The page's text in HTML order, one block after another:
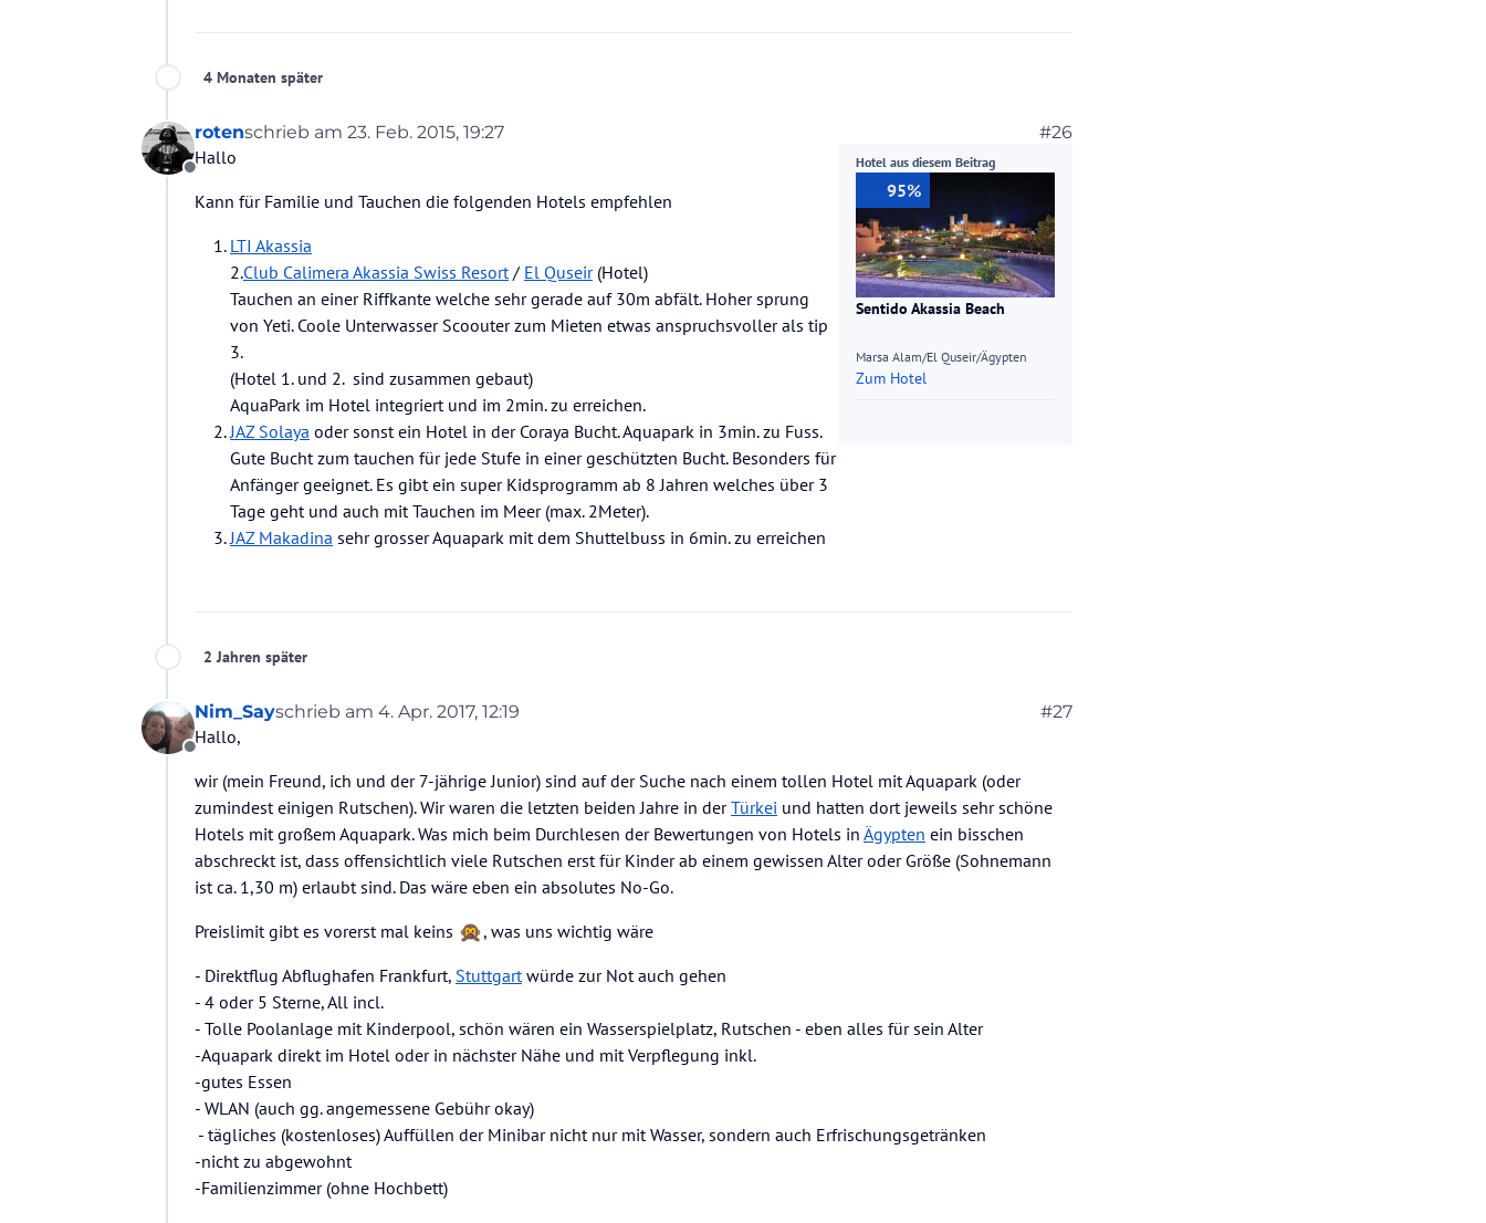
4 Monaten später
Offline
rotenschrieb am 23. Feb. 2015, 19:27
zuletzt editiert von #26
Hallo
Kann für Familie und Tauchen die folgenden Hotels empfehlen
LTI Akassia
2.Club Calimera Akassia Swiss Resort / El Quseir(Hotel)
Tauchen an einer Riffkante welche sehr gerade auf 30m abfält. Hoher sprung
von Yeti. Coole Unterwasser Scoouter zum Mieten etwas anspruchsvoller als tip
3.
(Hotel 1. und 2. sind zusammen gebaut)
AquaPark im Hotel integriert und im 2min. zu erreichen.
JAZ Solaya oder sonst ein Hotel in der Coraya Bucht. Aquapark in 3min. zu Fuss.
Gute Bucht zum tauchen für jede Stufe in einer geschützten Bucht. Besonders für
Anfänger geeignet. Es gibt ein super Kidsprogramm ab 8 Jahren welches über 3
Tage geht und auch mit Tauchen im Meer (max. 2Meter).
JAZ Makadina sehr grosser Aquapark mit dem Shuttelbuss in 6min. zu erreichen
Hotel aus diesem Beitrag
95%
Sentido Akassia Beach
Marsa Alam/El Quseir/Ägypten
Zum Hotel
2 Jahren später
Offline
Nim_Sayschrieb am 4. Apr. 2017, 12:19
zuletzt editiert von #27
Hallo,
wir (mein Freund, ich und der 7-jährige Junior) sind auf der Suche nach einem tollen Hotel mit Aquapark (oder
zumindest einigen Rutschen). Wir waren die letzten beiden Jahre in derTürkei und hatten dort jeweils sehr schöne
Hotels mit großem Aquapark. Was mich beim Durchlesen der Bewertungen von Hotels in Ägypten ein bisschen
abschreckt ist, dass offensichtlich viele Rutschen erst für Kinder ab einem gewissen Alter oder Größe (Sohnemann
ist ca. 1,30 m) erlaubt sind. Das wäre eben ein absolutes No-Go.
Preislimit gibt es vorerst mal keins
, was uns wichtig wäre
- Direktflug Abflughafen Frankfurt, Stuttgartwürde zur Not auch gehen
- 4 oder 5 Sterne, All incl.
- Tolle Poolanlage mit Kinderpool, schön wären ein Wasserspielplatz, Rutschen - eben alles für sein Alter
-Aquapark direkt im Hotel oder in nächster Nähe und mit Verpflegung inkl.
-gutes Essen
- WLAN (auch gg. angemessene Gebühr okay)
- tägliches (kostenloses) Auffüllen der Minibar nicht nur mit Wasser, sondern auch Erfrischungsgetränken
-nicht zu abgewohnt
-Familienzimmer (ohne Hochbett)